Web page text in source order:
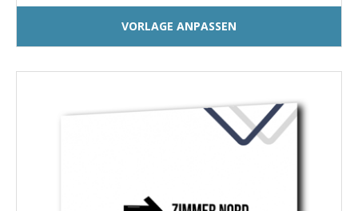
VORLAGE ANPASSEN